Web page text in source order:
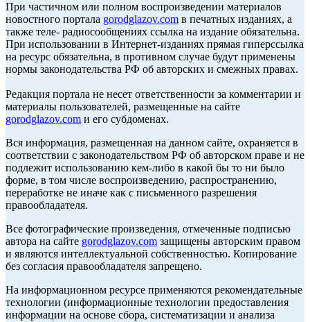
При частичном или полном воспроизведении материалов
новостного портала gorodglazov.com в печатных изданиях, а
также теле- радиосообщениях ссылка на издание обязательна.
При использовании в Интернет-изданиях прямая гиперссылка
на ресурс обязательна, в противном случае будут применены
нормы законодательства РФ об авторских и смежных правах.
Редакция портала не несет ответственности за комментарии и
материалы пользователей, размещенные на сайте
gorodglazov.com и его субдоменах.
Вся информация, размещенная на данном сайте, охраняется в
соответствии с законодательством РФ об авторском праве и не
подлежит использованию кем-либо в какой бы то ни было
форме, в том числе воспроизведению, распространению,
переработке не иначе как с письменного разрешения
правообладателя.
Все фотографические произведения, отмеченные подписью
автора на сайте gorodglazov.com защищены авторским правом
и являются интеллектуальной собственностью. Копирование
без согласия правообладателя запрещено.
На информационном ресурсе применяются рекомендательные
технологии (информационные технологии предоставления
информации на основе сбора, систематизации и анализа